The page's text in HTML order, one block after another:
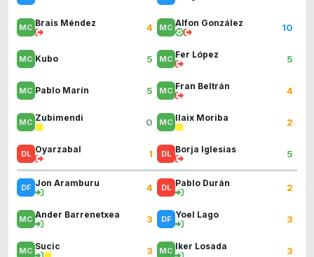
Brais Méndez 4
Kubo 5
Pablo Marín 5
Zubimendi 0
Oyarzabal 1
Jon Aramburu 4
Ander Barrenetxea 3
Sucic 3
Alfon González 10
Fer López 5
Fran Beltrán 4
Ilaix Moriba 2
Borja Iglesias 5
Pablo Durán 2
Yoel Lago 3
Iker Losada 3